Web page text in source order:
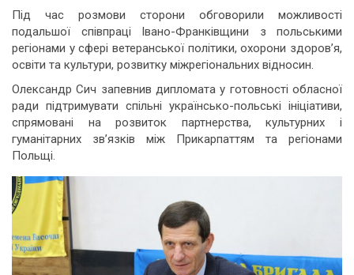
Під час розмови сторони обговорили можливості
подальшої співпраці Івано-Франківщини з польськими
регіонами у сфері ветеранської політики, охорони здоров’я,
освіти та культури, розвитку міжрегіональних відносин.
Олександр Сич запевнив дипломата у готовності обласної
ради підтримувати спільні українсько-польські ініціативи,
спрямовані на розвиток партнерства, культурних і
гуманітарних зв’язків між Прикарпаттям та регіонами
Польщі.